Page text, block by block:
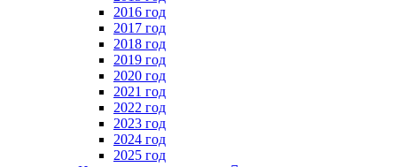
2016 год
2017 год
2018 год
2019 год
2020 год
2021 год
2022 год
2023 год
2024 год
2025 год